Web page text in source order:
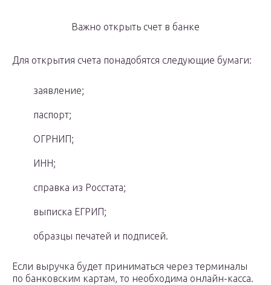
Важно открыть счет в банке
Для открытия счета понадобятся следующие бумаги:
заявление;
паспорт;
ОГРНИП;
ИНН;
справка из Росстата;
выписка ЕГРИП;
образцы печатей и подписей.
Если выручка будет приниматься через терминалы
по банковским картам, то необходима онлайн-касса.